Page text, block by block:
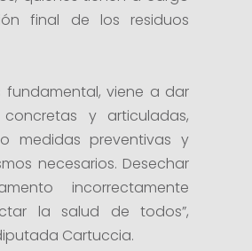
final de los residuos
fundamental, viene a dar
concretas y articuladas,
medidas preventivas y
necesarios. Desechar
incorrectamente
la salud de todos”,
Cartuccia.